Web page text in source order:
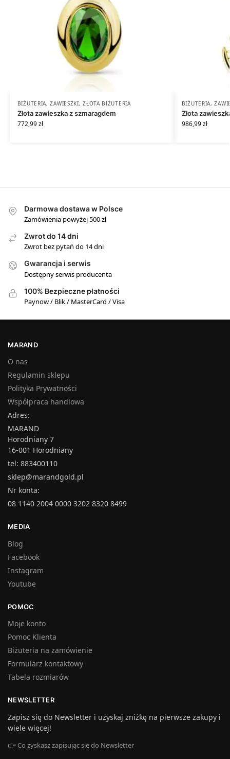
BIŻUTERIA,ZAWIESZKI,ZŁOTA BIŻUTERIA
Złota zawieszka z szmaragdem
772,99zł
BIŻUTERIA,
Złota
986,99zł
Darmowa dostawa w Polsce
Zamówienia powyżej 500 zł
Zwrot do 14 dni
Zwrot bez pytań do 14 dni
Gwarancja i serwis
Dostępny serwis producenta
100% Bezpieczne płatności
Paynow / Blik / MasterCard / Visa
MARAND
O nas
Regulamin sklepu
Polityka Prywatności
Współpraca handlowa
Adres:
MARAND
Horodniany 7
16-001 Horodniany
tel: 883400110
sklep@marandgold.pl
Nr konta:
08 1140 2004 0000 3202 8320 8499
MEDIA
Blog
Facebook
Instagram
Youtube
POMOC
Moje konto
Pomoc Klienta
Biżuteria na zamówienie
Formularz kontaktowy
Tabela rozmiarów
NEWSLETTER
Zapisz się do Newsletter i uzyskaj zniżkę na pierwsze zakupy i
wiele więcej!
👉 Co zyskasz zapisując się do Newsletter